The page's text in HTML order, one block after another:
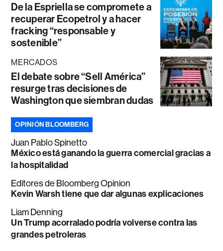
De la Espriella se compromete a
recuperar Ecopetrol y a hacer
fracking “responsable y
sostenible”
MERCADOS
El debate sobre “Sell América”
resurge tras decisiones de
Washington que siembran dudas
OPINIÓN BLOOMBERG
Juan Pablo Spinetto
México está ganando la guerra comercial gracias a
la hospitalidad
Editores de Bloomberg Opinion
Kevin Warsh tiene que dar algunas explicaciones
Liam Denning
Un Trump acorralado podría volverse contra las
grandes petroleras